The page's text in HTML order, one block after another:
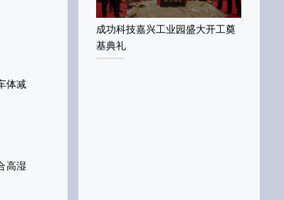
体减
高湿
成功科技嘉兴工业园盛大开工奠
基典礼